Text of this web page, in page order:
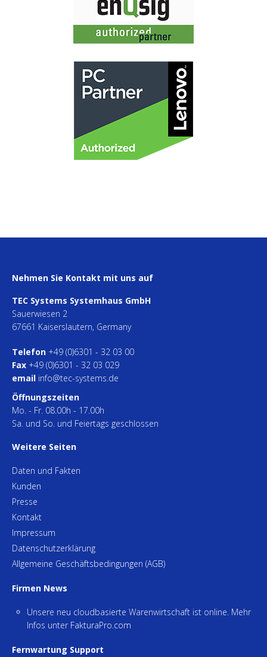
Nehmen Sie Kontakt mit uns auf
TEC Systems Systemhaus GmbH
Sauerwiesen 2
67661 Kaiserslautern, Germany
Telefon +49 (0)6301 - 32 03 00
Fax +49 (0)6301 - 32 03 029
email info@tec-systems.de
Öffnungszeiten
Mo. - Fr. 08.00h - 17.00h
Sa. und So. und Feiertags geschlossen
Weitere Seiten
Daten und Fakten
Kunden
Presse
Kontakt
Impressum
Datenschutzerklärung
Allgemeine Geschäftsbedingungen (AGB)
Firmen News
Unsere neu cloudbasierte Warenwirtschaft ist online. Mehr
Infos unter FakturaPro.com
Fernwartung Support